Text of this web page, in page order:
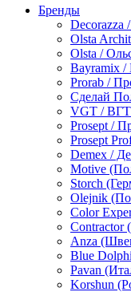
по
под
для
под
Герметик
для
для
Бренды
Decorazza
Olsta
Olsta /
Bayramix /
Prorab /
Сделай
VGT / ВГТ
Prosept /
Prosept
Demex /
Motive
Storch
Olejnik
Color
Contractor
Anza
Blue
Pavan
Korshun